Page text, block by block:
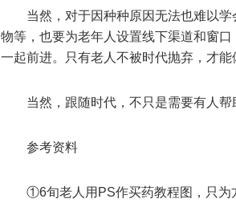
当然，对于因种种原因无法也难以
物等，也要为老年人设置线下渠道和窗
一起前进。只有老人不被时代抛弃，才能
当然，跟随时代，不只是需要有人
参考资料
①6旬老人用PS作买药教程图，只为